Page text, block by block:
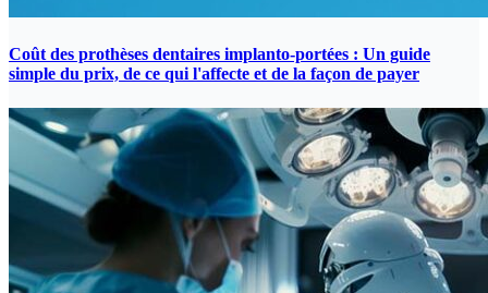
Coût des prothèses dentaires implanto-portées : Un guide
simple du prix, de ce qui l'affecte et de la façon de payer